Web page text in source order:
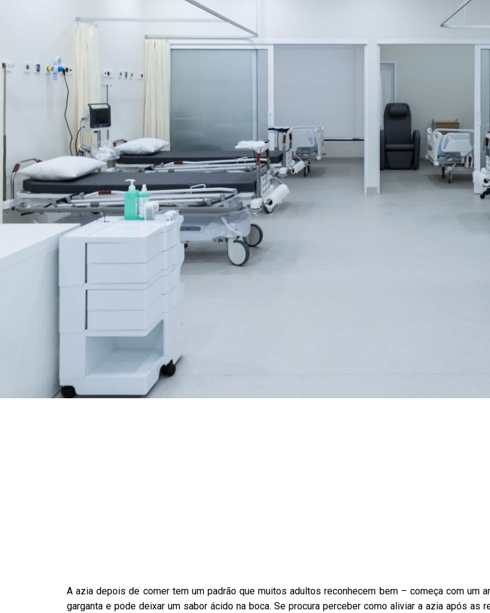
A azia depois de comer tem um padrão que muitos adultos reconhecem bem – começa com um
garganta e pode deixar um sabor ácido na boca. Se procura perceber como aliviar a azia após